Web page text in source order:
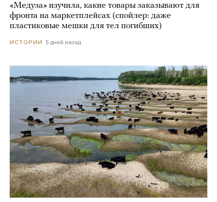
«Медуза» изучила, какие товары заказывают для
фронта на маркетплейсах (спойлер: даже
пластиковые мешки для тел погибших)
ИСТОРИИ 5 дней назад